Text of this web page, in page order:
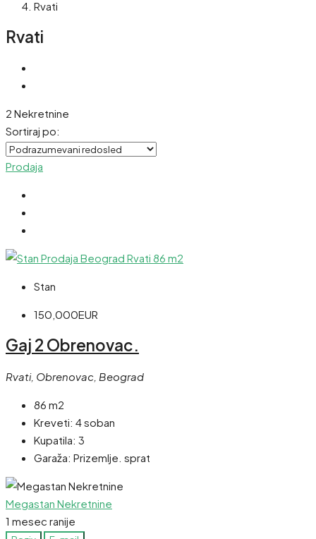
Rvati
Rvati
2 Nekretnine
Sortiraj po:
Prodaja
Stan
150,000EUR
Gaj 2 Obrenovac.
Rvati, Obrenovac, Beograd
86 m2
Kreveti: 4 soban
Kupatila: 3
Garaža: Prizemlje. sprat
Megastan Nekretnine
1 mesec ranije